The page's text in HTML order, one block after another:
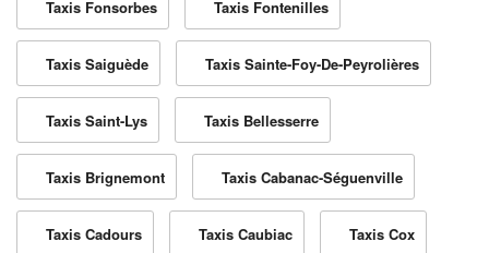
Taxis Fonsorbes Taxis Fontenilles
Taxis Saiguède Taxis Sainte-Foy-De-Peyrolières
Taxis Saint-Lys Taxis Bellesserre
Taxis Brignemont Taxis Cabanac-Séguenville
Taxis Cadours Taxis Caubiac Taxis Cox